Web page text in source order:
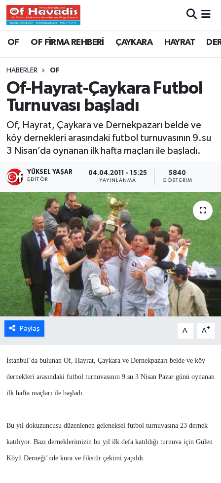
OF OF FİRMA REHBERİ ÇAYKARA HAYRAT
HABERLER OF
Of-Hayrat-Çaykara Futbol
Turnuvası başladı
Of, Hayrat, Çaykara ve Dernekpazarı belde ve
köy dernekleri arasındaki futbol turnuvasının 9.su
3 Nisan’da oynanan ilk hafta maçları ile başladı.
YÜKSEL YAŞAR
EDITÖR
04.04.2011 - 15:25
YAYINLANMA
5840
GÖSTERIM
Paylaş A- A+
İstanbul’da bulunan Of, Hayrat, Çaykara ve Dernekpazarı belde ve köy
dernekleri arasındaki futbol turnuvasının 9.su 3 Nisan Pazar günü oynanan
ilk hafta maçları ile başladı.
Bu yıl dokuzuncusu düzenlenen geleneksel futbol turnuvasına 23 dernek
katılıyor. Bazı derneklerimizin bu yıl ilk defa katıldığı turnuva için Gülen
Köyü Derneği’nde kura ve fikstür çekimi yapıldı.
Trabzon Nöbetçi Eczaneler
Trabzon Namaz Vakitleri
Trabzon Trafik Yoğunluk Haritası
Süper Lig Puan Durumu ve Fikstür
Haber Arşivi